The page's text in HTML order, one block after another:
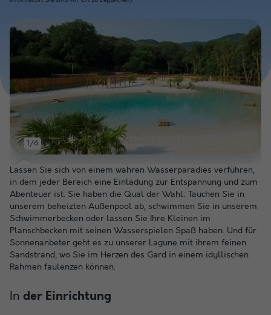
1/6
Lassen Sie sich von einem wahren Wasserparadies verführen,
in dem jeder Bereich eine Einladung zur Entspannung und zum
Abenteuer ist. Sie haben die Qual der Wahl: Tauchen Sie in
unserem beheizten Außenpool ab, schwimmen Sie in unserem
Schwimmerbecken oder lassen Sie Ihre Kleinen im
Planschbecken mit seinen Wasserspielen Spaß haben. Und für
Sonnenanbeter geht es zu unserer Lagune mit ihrem feinen
Sandstrand, wo Sie im Herzen des Gard in einem idyllischen
Rahmen faulenzen können.
In der Einrichtung